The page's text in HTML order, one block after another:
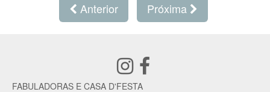
Anterior Próxima
FABULADORAS E CASA D'FESTA